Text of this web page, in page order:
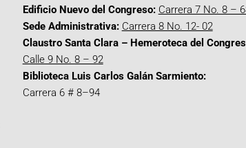
Edificio Nuevo del Congreso: Carrera 7 No. 8 –
Sede Administrativa: Carrera 8 No. 12- 02
Claustro Santa Clara – Hemeroteca del
Calle 9 No. 8 – 92
Biblioteca Luis Carlos Galán Sarmiento:
Carrera 6 # 8–94